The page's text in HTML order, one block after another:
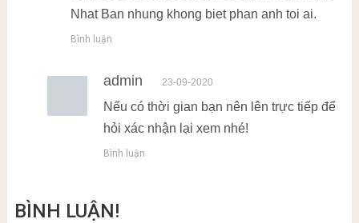
Nhat Ban nhung khong biet phan anh toi ai.
Bình luận
admin 23-09-2020
Nếu có thời gian bạn nên lên trực tiếp để
hỏi xác nhận lại xem nhé!
Bình luận
BÌNH LUẬN!